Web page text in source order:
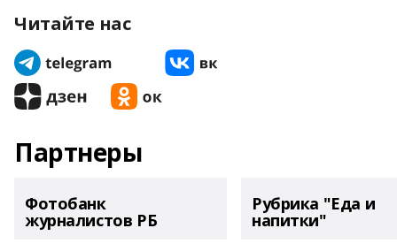
Читайте нас
Партнеры
Фотобанк
журналистов РБ
Рубрика "Еда и
напитки"